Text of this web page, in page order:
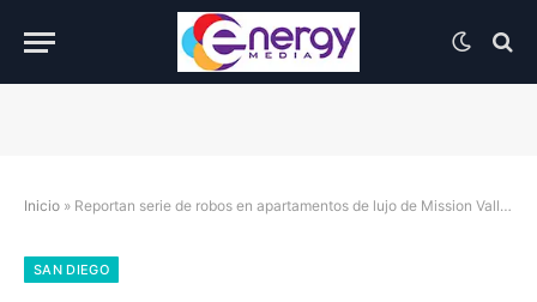
Inicio » Reportan serie de robos en apartamentos de lujo de Mission Valley
SAN DIEGO